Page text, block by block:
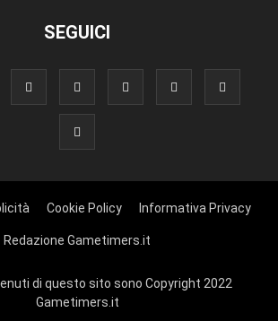
SEGUICI
Cookie Policy Informativa Privacy
Redazione Gametimers.it
di questo sito sono Copyright 2022
Gametimers.it